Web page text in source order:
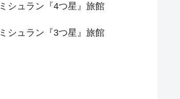
ミシュラン『4つ星』旅館
ミシュラン『3つ星』旅館